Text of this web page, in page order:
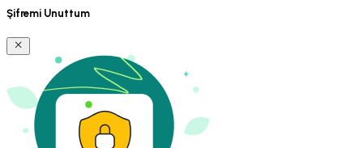
Şifremi Unuttum